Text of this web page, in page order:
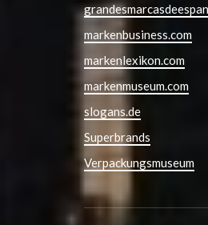
markenbusiness.com
markenlexikon.com
markenmuseum.com
slogans.de
Superbrands
Verpackungsmuseum